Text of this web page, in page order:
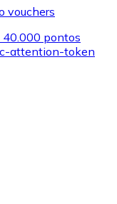
vouchers
40.000 pontos
attention-token